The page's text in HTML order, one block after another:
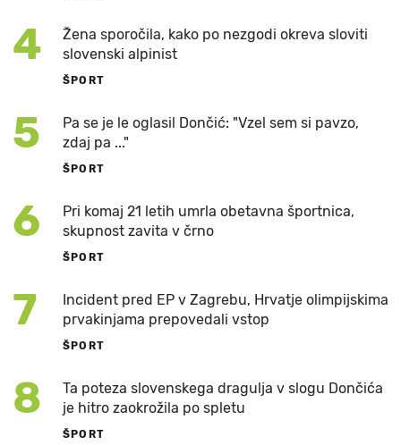
4
Žena sporočila, kako po nezgodi okreva sloviti
slovenski alpinist
ŠPORT
5
Pa se je le oglasil Dončić: "Vzel sem si pavzo,
zdaj pa ..."
ŠPORT
6
Pri komaj 21 letih umrla obetavna športnica,
skupnost zavita v črno
ŠPORT
7
Incident pred EP v Zagrebu, Hrvatje olimpijskima
prvakinjama prepovedali vstop
ŠPORT
8
Ta poteza slovenskega dragulja v slogu Dončića
je hitro zaokrožila po spletu
ŠPORT